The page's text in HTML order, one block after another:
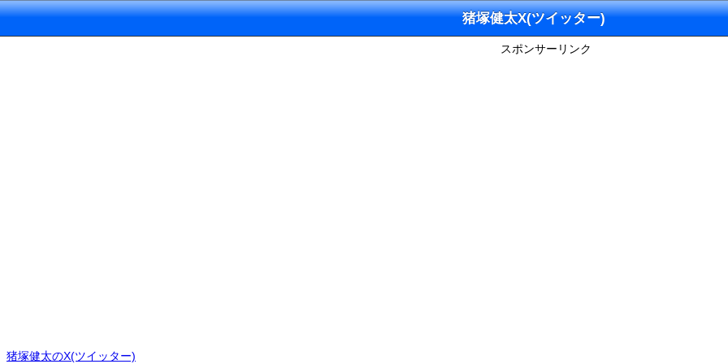
猪塚健太X(ツイッター)
スポンサーリンク
猪塚健太のX(ツイッター)